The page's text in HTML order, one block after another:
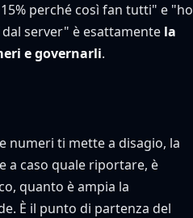
perché così fan tutti" e "ho
server" è esattamente la
e governarli.
numeri ti mette a disagio, la
a caso quale riportare, è
quanto è ampia la
È il punto di partenza del